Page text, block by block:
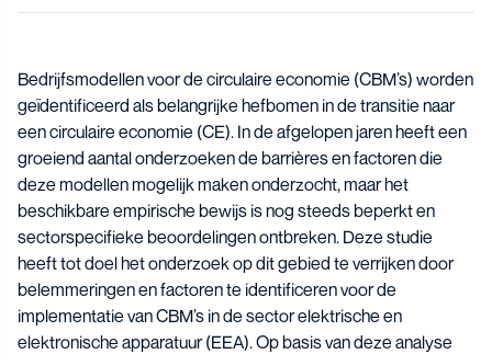
Bedrijfsmodellen voor de circulaire economie (CBM’s) worden
geïdentificeerd als belangrijke hefbomen in de transitie naar
een circulaire economie (CE). In de afgelopen jaren heeft een
groeiend aantal onderzoeken de barrières en factoren die
deze modellen mogelijk maken onderzocht, maar het
beschikbare empirische bewijs is nog steeds beperkt en
sectorspecifieke beoordelingen ontbreken. Deze studie
heeft tot doel het onderzoek op dit gebied te verrijken door
belemmeringen en factoren te identificeren voor de
implementatie van CBM’s in de sector elektrische en
elektronische apparatuur (EEA). Op basis van deze analyse